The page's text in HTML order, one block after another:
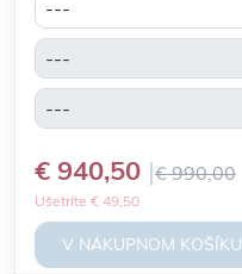
€ 940,50 € 990,00
Ušetríte € 49,50
V NÁKUPNOM KOŠÍKU